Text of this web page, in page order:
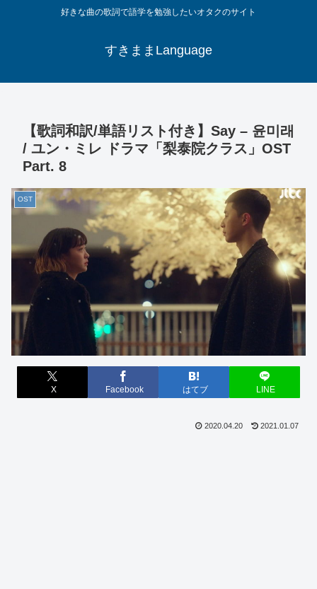
好きな曲の歌詞で語学を勉強したいオタクのサイト
すきままLanguage
【歌詞和訳/単語リスト付き】Say – 윤미래
/ ユン・ミレ ドラマ「梨泰院クラス」OST
Part. 8
OST
X Facebook はてブ LINE
2020.04.20 2021.01.07